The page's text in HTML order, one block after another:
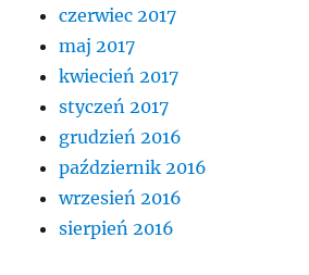
czerwiec 2017
maj 2017
kwiecień 2017
styczeń 2017
grudzień 2016
październik 2016
wrzesień 2016
sierpień 2016